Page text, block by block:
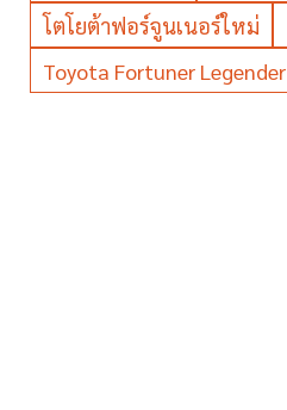
โตโยต้าฟอร์จูนเนอร์ใหม่
Toyota Fortuner Legender